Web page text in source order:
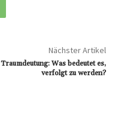
Nächster Artikel
Traumdeutung: Was bedeutet es,
verfolgt zu werden?